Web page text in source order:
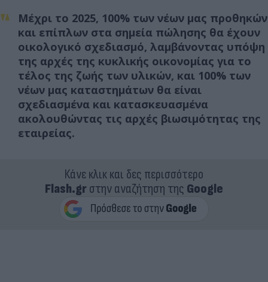
Μέχρι το 2025, 100% των νέων μας προθηκών
και επίπλων στα σημεία πώλησης θα έχουν
οικολογικό σχεδιασμό, λαμβάνοντας υπόψη
της αρχές της κυκλικής οικονομίας για το
τέλος της ζωής των υλικών, και 100% των
νέων μας καταστημάτων θα είναι
σχεδιασμένα και κατασκευασμένα
ακολουθώντας τις αρχές βιωσιμότητας της
εταιρείας.
Κάνε κλικ και δες περισσότερο
Flash.grστην αναζήτηση της Google